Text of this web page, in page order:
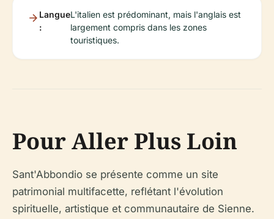
Langue
:
L'italien est prédominant, mais l'anglais est
largement compris dans les zones
touristiques.
Pour Aller Plus Loin
Sant'Abbondio se présente comme un site
patrimonial multifacette, reflétant l'évolution
spirituelle, artistique et communautaire de Sienne.